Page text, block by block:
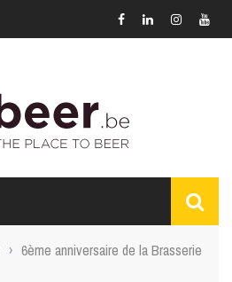
› 6ème anniversaire de la Brasserie